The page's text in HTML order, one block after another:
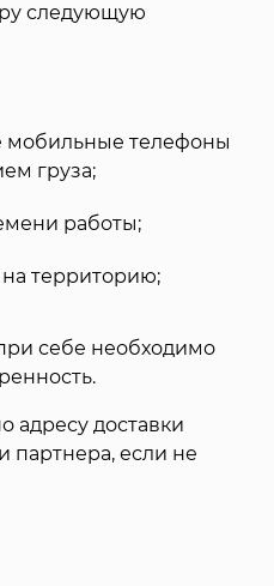
следующую
телефоны
груза;
работы;
территорию;
себе необходимо
адресу доставки
партнера, если не